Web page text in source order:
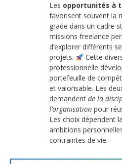
Les opportunités à
favorisent souvent la
grade dans un cadre
missions freelance
d’explorer différents
projets.
Cette
professionnelle
portefeuille de
et valorisable. Les
demandent de la
l’organisation pour
Les choix dépendent
ambitions
contraintes de vie.